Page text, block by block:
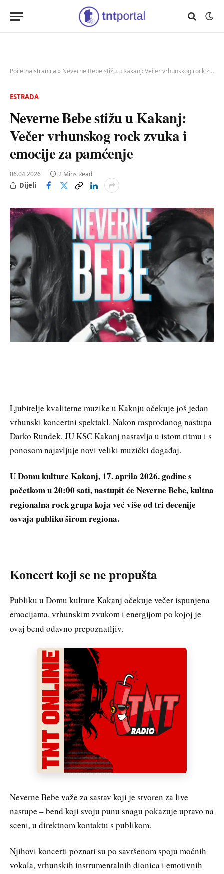
Početna stranica » Neverne Bebe stižu u Kakanj: Večer vrhunskog rock zvuka i emocije za pamćenje
ESTRADA
Neverne Bebe stižu u Kakanj:
Večer vrhunskog rock zvuka i
emocije za pamćenje
06.04.2026 2 Mins Read
Dijeli
Ljubitelje kvalitetne muzike u Kaknju očekuje još jedan
vrhunski koncertni spektakl. Nakon rasprodanog nastupa
Darko Rundek, JU KSC Kakanj nastavlja u istom ritmu i s
ponosom najavljuje novi veliki muzički događaj.
U Domu kulture Kakanj, 17. aprila 2026. godine s
početkom u 20:00 sati, nastupit će Neverne Bebe, kultna
regionalna rock grupa koja već više od tri decenije
osvaja publiku širom regiona.
Koncert koji se ne propušta
Publiku u Domu kulture Kakanj očekuje večer ispunjena
emocijama, vrhunskim zvukom i energijom po kojoj je
ovaj bend odavno prepoznatljiv.
Neverne Bebe važe za sastav koji je stvoren za live
nastupe – bend koji svoju punu snagu pokazuje upravo na
sceni, u direktnom kontaktu s publikom.
Njihovi koncerti poznati su po savršenom spoju moćnih
vokala, vrhunskih instrumentalnih dionica i emotivnih